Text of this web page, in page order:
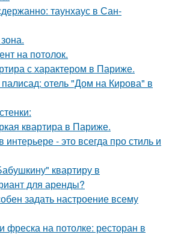
таунхаус в Сан-
на потолок.
с характером в Париже.
отель "Дом на Кирова" в
квартира в Париже.
- это всегда про стиль и
квартиру в
для аренды?
задать настроение всему
фреска на потолке: ресторан в